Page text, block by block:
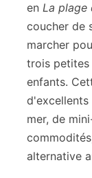
en La plage
coucher de
marcher
trois petites
enfants.
d'excellents
mer, de
alternative